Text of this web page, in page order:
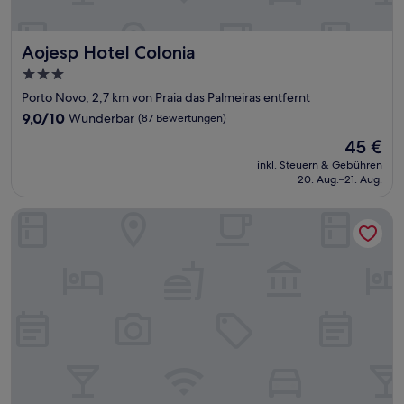
Aojesp Hotel Colonia
Aojesp Hotel Colonia
3.0-
Sterne-
Unterkunft
Porto Novo, 2,7 km von Praia das Palmeiras entfernt
9.0
9,0/10 Wunderbar (87 Bewertungen)
Der
Preis
beträgt
45 €
inkl. Steuern & Gebühren
20. Aug.–21. Aug.